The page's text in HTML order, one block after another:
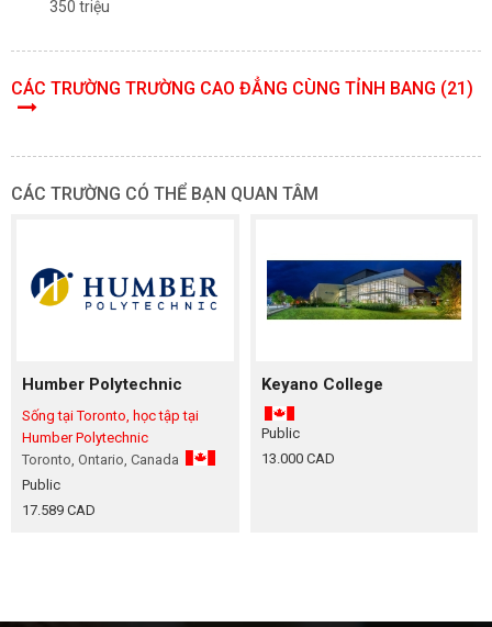
350 triệu
CÁC TRƯỜNG TRƯỜNG CAO ĐẲNG CÙNG TỈNH BANG (21)
CÁC TRƯỜNG CÓ THỂ BẠN QUAN TÂM
Humber Polytechnic
Sống tại Toronto, học tập tại
Humber Polytechnic
Toronto, Ontario, Canada
Public
17.589 CAD
Keyano College
Public
13.000 CAD